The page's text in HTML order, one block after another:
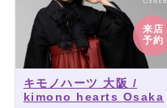
来店
予約
キモノハーツ 大阪 /
kimono hearts Osaka